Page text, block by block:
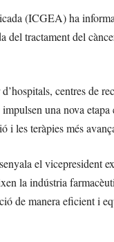
(ICGEA) ha
del tractament del
centres de
una nova
i les teràpies més
el vicepresident
la indústria
de manera eficient i